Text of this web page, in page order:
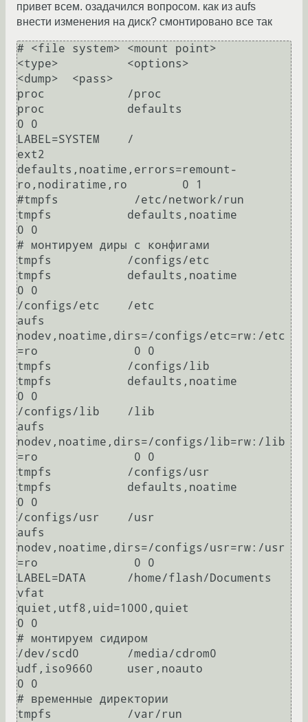
привет всем. озадачился вопросом. как из aufs
внести изменения на диск? смонтировано все так
# <file system> <mount point>
<type>          <options>
<dump>  <pass>
proc            /proc
proc            defaults
0 0
LABEL=SYSTEM    /
ext2
defaults,noatime,errors=remount-
ro,nodiratime,ro        0 1
#tmpfs           /etc/network/run
tmpfs           defaults,noatime
0 0
# монтируем диры с конфигами
tmpfs           /configs/etc
tmpfs           defaults,noatime
0 0
/configs/etc    /etc
aufs
nodev,noatime,dirs=/configs/etc=rw:/etc
=ro              0 0
tmpfs           /configs/lib
tmpfs           defaults,noatime
0 0
/configs/lib    /lib
aufs
nodev,noatime,dirs=/configs/lib=rw:/lib
=ro              0 0
tmpfs           /configs/usr
tmpfs           defaults,noatime
0 0
/configs/usr    /usr
aufs
nodev,noatime,dirs=/configs/usr=rw:/usr
=ro              0 0
LABEL=DATA      /home/flash/Documents
vfat
quiet,utf8,uid=1000,quiet
0 0
# монтируем сидиром
/dev/scd0       /media/cdrom0
udf,iso9660     user,noauto
0 0
# временные директории
tmpfs           /var/run